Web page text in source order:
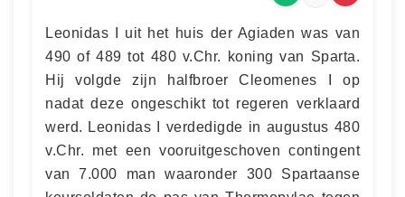
Leonidas I uit het huis der Agiaden was van
490 of 489 tot 480 v.Chr. koning van Sparta.
Hij volgde zijn halfbroer Cleomenes I op
nadat deze ongeschikt tot regeren verklaard
werd. Leonidas I verdedigde in augustus 480
v.Chr. met een vooruitgeschoven contingent
van 7.000 man waaronder 300 Spartaanse